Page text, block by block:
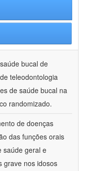
bucal de
teleodontologia
de saúde bucal na
randomizado.
de doenças
das funções orais
saúde geral e
grave nos idosos